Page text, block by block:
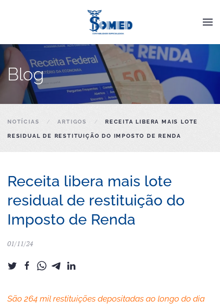
Blog
NOTÍCIAS ARTIGOS RECEITA LIBERA MAIS LOTE
RESIDUAL DE RESTITUIÇÃO DO IMPOSTO DE RENDA
Receita libera mais lote
residual de restituição do
Imposto de Renda
01/11/24
São 264 mil restituições depositadas ao longo do dia